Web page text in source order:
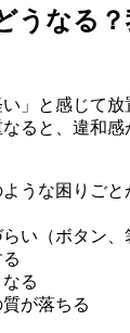
うなる
」と感じて放
ると、違和
うな困りごと
い（ボタン、
る
が落ちる